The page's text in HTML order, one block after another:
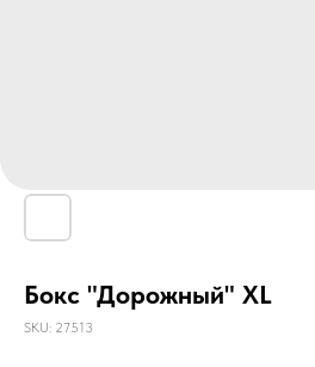
Бокс "Дорожный" XL
SKU: 27513